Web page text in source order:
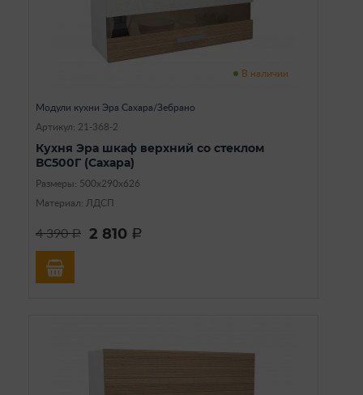
В наличии
Модули кухни Эра Сахара/Зебрано
Артикул: 21-368-2
Кухня Эра шкаф верхний со стеклом
ВС500Г (Сахара)
Размеры: 500х290х626
Материал: ЛДСП
4 390a 2 810 a